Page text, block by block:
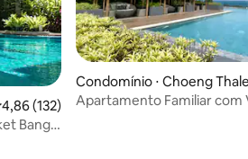
de uma avaliação média de 5, 132
4,86 (132)
Bang
Condomínio ⋅ Choeng Thale
Apartamento Familiar com